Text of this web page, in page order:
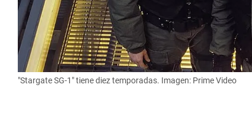
"Stargate SG-1" tiene diez temporadas. Imagen: Prime Video